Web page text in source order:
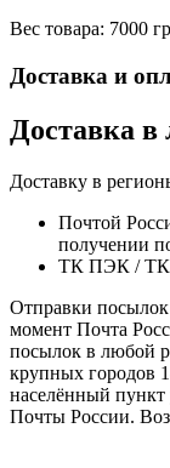
Вес товара: 7000
Доставка и
Доставка
Доставку в
Почтой
получении
ТК ПЭК / ТК
Отправки
момент Почта
посылок в любой
крупных городов
населённый пункт
Почты России.